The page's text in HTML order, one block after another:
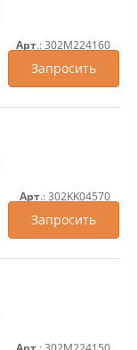
Арт.: 302M224160
Запросить
Арт.: 302KK04570
Запросить